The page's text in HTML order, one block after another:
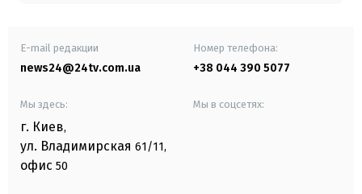
E-mail редакции
news24@24tv.com.ua
Номер телефона:
+38 044 390 5077
Мы здесь:
г. Киев,
ул. Владимирская 61/11,
офис 50
Мы в соцсетях: